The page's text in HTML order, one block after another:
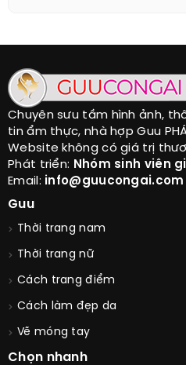
Chuyên sưu tầm hình ảnh,
tin ẩm thực, nhà hợp Guu
Website không có giá trị
Phát triển: Nhóm sinh viên
Email: info@guucongai.com
Guu
Thời trang nam
Thời trang nữ
Cách trang điểm
Cách làm đẹp da
Vẽ móng tay
Chọn nhanh